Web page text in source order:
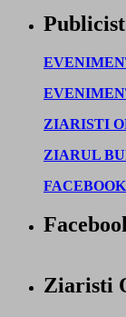
ZIARISTI
ZIARUL
FACEBOOK
Ziaristi